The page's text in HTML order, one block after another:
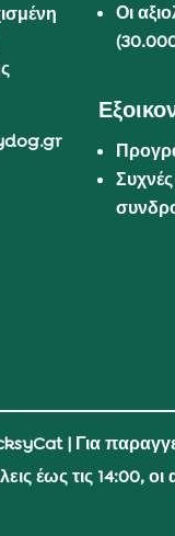
Οι
| Για
έως τις 14:00,